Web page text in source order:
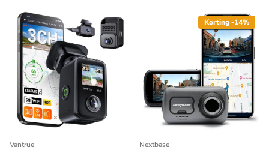
Vantrue
Korting -14%
Nextbase